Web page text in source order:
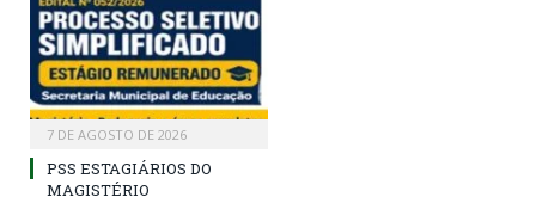
7 DE AGOSTO DE 2026
PSS ESTAGIÁRIOS DO
MAGISTÉRIO